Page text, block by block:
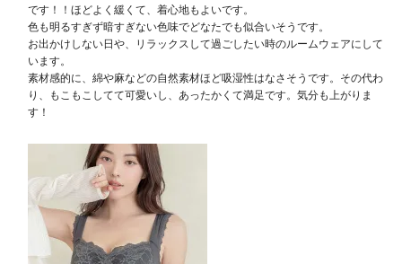
です！！ほどよく緩くて、着心地もよいです。
色も明るすぎず暗すぎない色味でどなたでも似合いそうです。
お出かけしない日や、リラックスして過ごしたい時のルームウェアにして
います。
素材感的に、綿や麻などの自然素材ほど吸湿性はなさそうです。その代わ
り、もこもこしてて可愛いし、あったかくて満足です。気分も上がりま
す！